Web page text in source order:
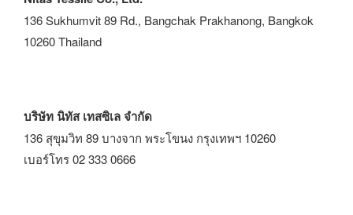
136 Sukhumvit 89 Rd., Bangchak Prakhanong, Bangkok
10260 Thailand
บริษัท นิทัส เทสซิเล จำกัด
136 สุขุมวิท 89 บางจาก พระโขนง กรุงเทพฯ 10260
เบอร์โทร 02 333 0666